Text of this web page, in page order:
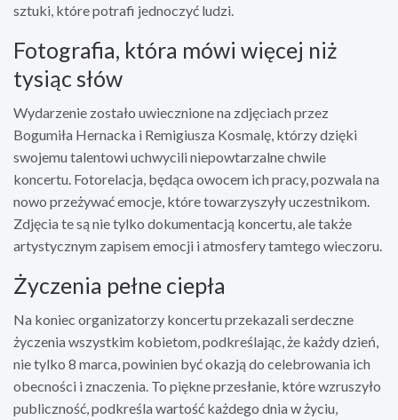
sztuki, które potrafi jednoczyć ludzi.
Fotografia, która mówi więcej niż
tysiąc słów
Wydarzenie zostało uwiecznione na zdjęciach przez
Bogumiła Hernacka i Remigiusza Kosmalę, którzy dzięki
swojemu talentowi uchwycili niepowtarzalne chwile
koncertu. Fotorelacja, będąca owocem ich pracy, pozwala na
nowo przeżywać emocje, które towarzyszyły uczestnikom.
Zdjęcia te są nie tylko dokumentacją koncertu, ale także
artystycznym zapisem emocji i atmosfery tamtego wieczoru.
Życzenia pełne ciepła
Na koniec organizatorzy koncertu przekazali serdeczne
życzenia wszystkim kobietom, podkreślając, że każdy dzień,
nie tylko 8 marca, powinien być okazją do celebrowania ich
obecności i znaczenia. To piękne przesłanie, które wzruszyło
publiczność, podkreśla wartość każdego dnia w życiu,